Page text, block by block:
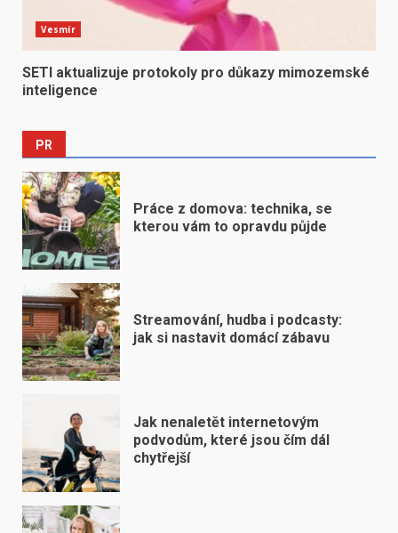
Vesmír
SETI aktualizuje protokoly pro důkazy mimozemské
inteligence
PR
Práce z domova: technika, se
kterou vám to opravdu půjde
Streamování, hudba i podcasty:
jak si nastavit domácí zábavu
Jak nenaletět internetovým
podvodům, které jsou čím dál
chytřejší